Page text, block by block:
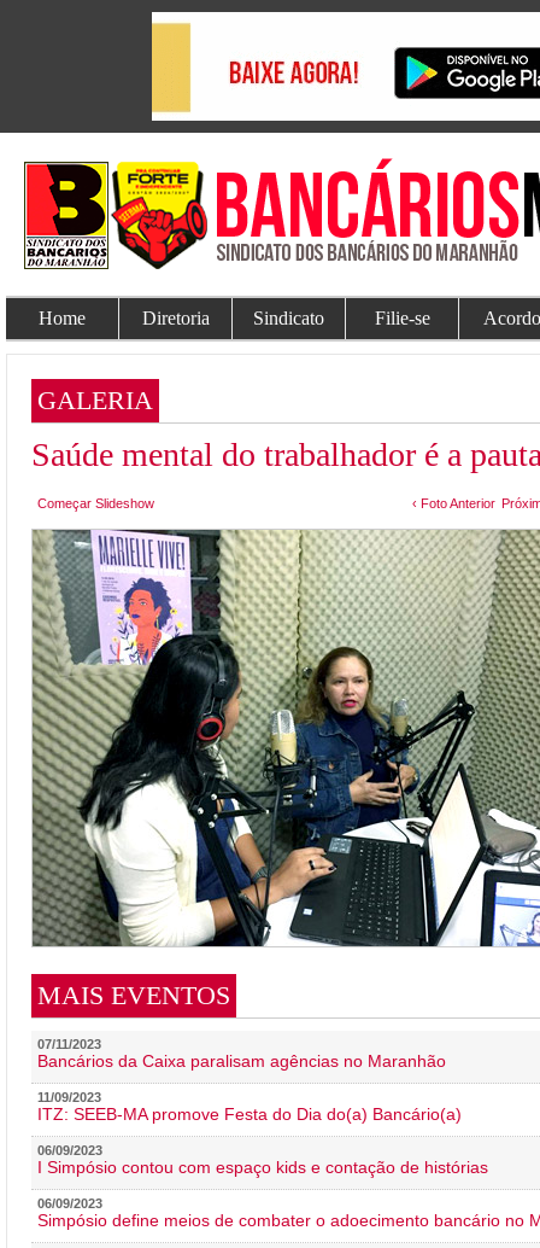
Home Diretoria Sindicato Filie-se
GALERIA
Saúde mental do trabalhador é a
Começar Slideshow ‹ Foto Anterior
MAIS EVENTOS
07/11/2023
Bancários da Caixa paralisam agências no Maranhão
11/09/2023
ITZ: SEEB-MA promove Festa do Dia do(a) Bancário(a)
06/09/2023
I Simpósio contou com espaço kids e contação de histórias
06/09/2023
Simpósio define meios de combater o adoecimento bancário no